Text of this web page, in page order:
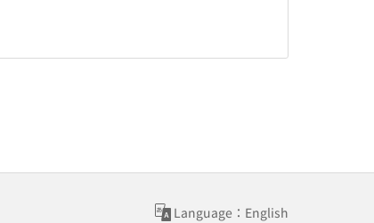
Language：English